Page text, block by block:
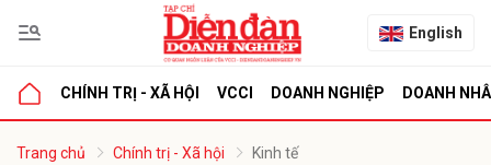
English
CHÍNH TRỊ - XÃ HỘI VCCI DOANH NGHIỆP DOANH
Trang chủ Chính trị - Xã hội Kinh tế
luận